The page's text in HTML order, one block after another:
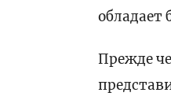
Прежде